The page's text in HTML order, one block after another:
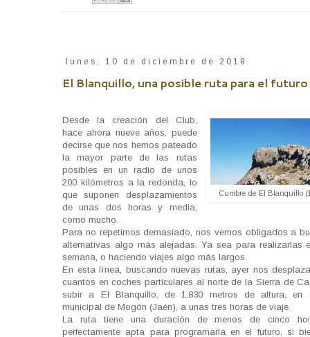
lunes, 10 de diciembre de 2018
El Blanquillo, una posible ruta para el futuro
Cumbre de El Blanquillo
Desde la creación del Club,
hace ahora nueve años, puede
decirse que nos hemos pateado
la mayor parte de las rutas
posibles en un radio de unos
200 kilómetros a la redonda, lo
que suponen desplazamientos
de unas dos horas y media,
como mucho.
Para no repetirnos demasiado, nos vemos obligados a
alternativas algo más alejadas. Ya sea para realizarlas
semana, o haciendo viajes algo más largos.
En esta línea, buscando nuevas rutas, ayer nos
cuantos en coches particulares al norte de la Sierra de
subir a El Blanquillo, de 1.830 metros de altura, en
municipal de Mogón (Jaén), a unas tres horas de viaje.
La ruta tiene una duración de menos de cinco
perfectamente apta para programarla en el futuro, si